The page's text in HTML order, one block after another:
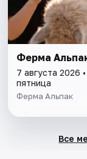
Ферма
7 августа 2026 •
пятница
Ферма Альпак
Все